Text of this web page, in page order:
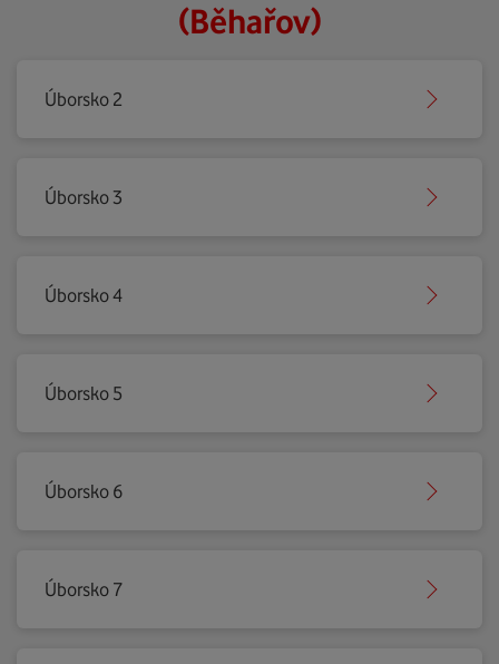
(Běhařov)
Úborsko 2
Úborsko 3
Úborsko 4
Úborsko 5
Úborsko 6
Úborsko 7